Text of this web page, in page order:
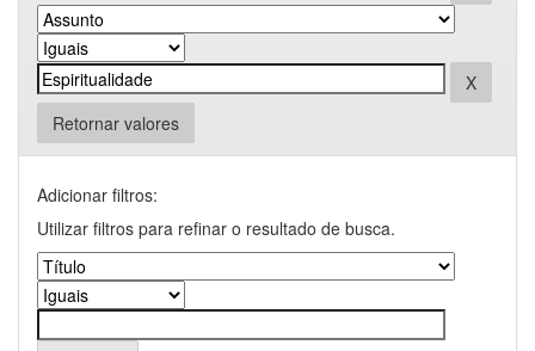
Retornar valores
Adicionar filtros:
Utilizar filtros para refinar o resultado de busca.